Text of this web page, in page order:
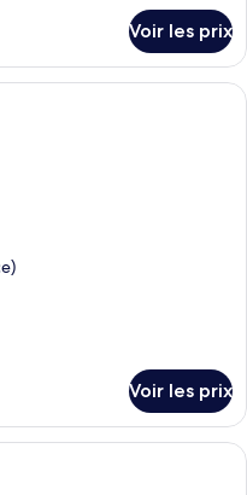
Voir les prix
chambre d’hôtel moderne
Voir les prix